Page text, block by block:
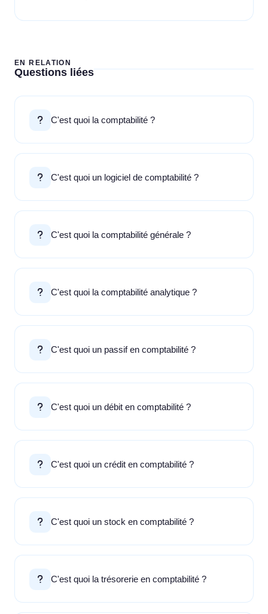
EN RELATION
Questions liées
C'est quoi la comptabilité ?
C'est quoi un logiciel de comptabilité ?
C'est quoi la comptabilité générale ?
C'est quoi la comptabilité analytique ?
C'est quoi un passif en comptabilité ?
C'est quoi un débit en comptabilité ?
C'est quoi un crédit en comptabilité ?
C'est quoi un stock en comptabilité ?
C'est quoi la trésorerie en comptabilité ?